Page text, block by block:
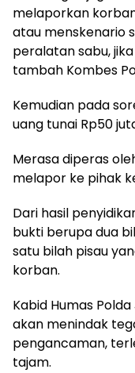
melaporkan
atau menskenario
peralatan sabu,
tambah Kombes
Kemudian pada
uang tunai Rp50
Merasa diperas
melapor ke pihak
Dari hasil
bukti berupa dua
satu bilah pisau
korban.
Kabid Humas
akan menindak
pengancaman,
tajam.